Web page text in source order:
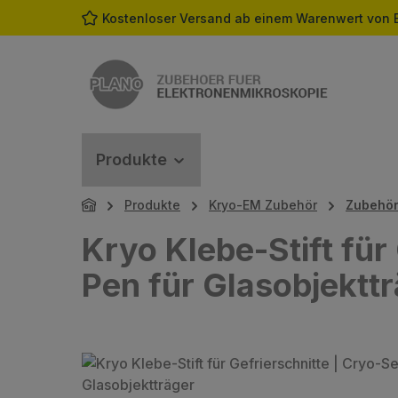
Hauptinhalt springen
Zur Suche springen
Zur Hauptnavigation springen
Kostenloser Versand ab einem Warenwert von
Produkte
Produkte Kryo-EM Zubehör Zubehör
Kryo Klebe-Stift für
Pen für
Bildergalerie überspringen